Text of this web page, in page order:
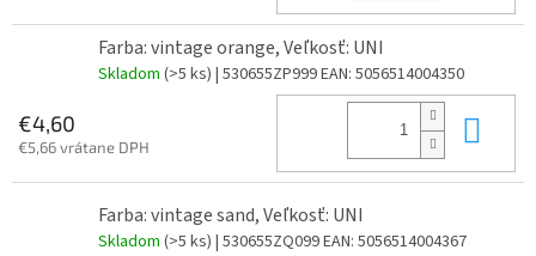
Farba: vintage orange, Veľkosť: UNI
Skladom (>5 ks) | 530655ZP999EAN: 5056514004350
€4,60
€5,66 vrátane DPH
Farba: vintage sand, Veľkosť: UNI
Skladom (>5 ks) | 530655ZQ099EAN: 5056514004367